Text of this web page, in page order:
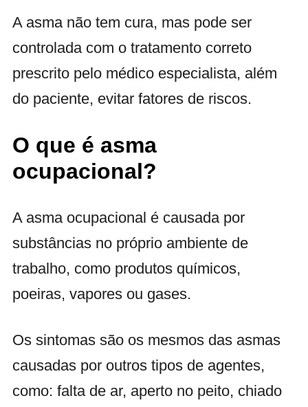
A asma não tem cura, mas pode ser
controlada com o tratamento correto
prescrito pelo médico especialista, além
do paciente, evitar fatores de riscos.
O que é asma
ocupacional?
A asma ocupacional é causada por
substâncias no próprio ambiente de
trabalho, como produtos químicos,
poeiras, vapores ou gases.
Os sintomas são os mesmos das asmas
causadas por outros tipos de agentes,
como: falta de ar, aperto no peito, chiado